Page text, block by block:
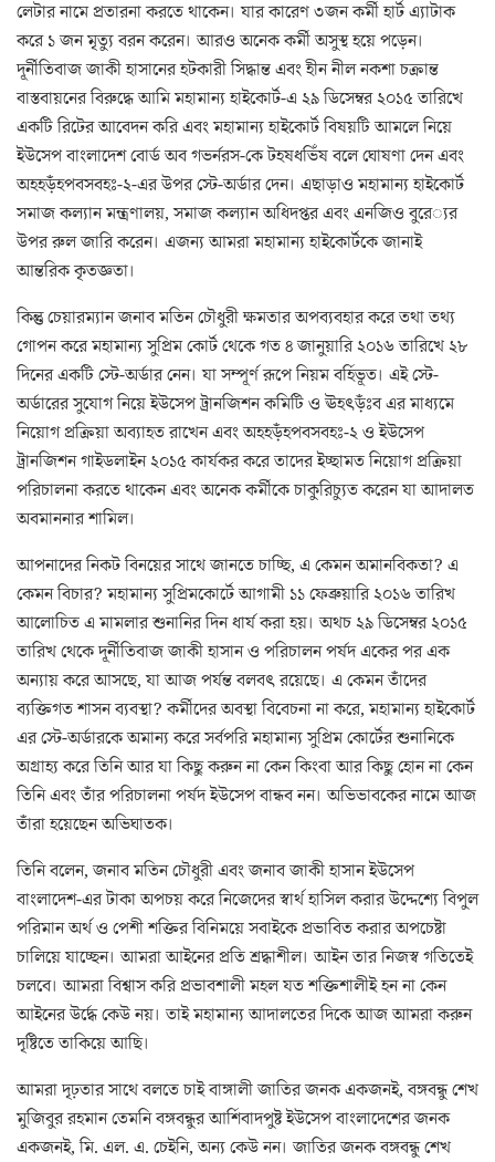
লেটার নামে প্রতারনা করতে থাকেন। যার কারেণ ৩জন কর্মী হার্ট এ্যাটাক
করে ১ জন মৃত্যু বরন করেন। আরও অনেক কর্মী অসুস্থ হয়ে পড়েন।
দূর্নীতিবাজ জাকী হাসানের হটকারী সিদ্ধান্ত এবং হীন নীল নকশা চক্রান্ত
বাস্তবায়নের বিরুদ্ধে আমি মহামান্য হাইকোর্ট-এ ২৯ ডিসেম্বর ২০১৫ তারিখে
একটি রিটের আবেদন করি এবং মহামান্য হাইকোর্ট বিষয়টি আমলে নিয়ে
ইউসেপ বাংলাদেশ বোর্ড অব গভর্নরস-কে টহষধভিঁষ বলে ঘোষণা দেন এবং
অহহড়ঁহপবসবহঃ-২-এর উপর স্টে-অর্ডার দেন। এছাড়াও মহামান্য হাইকোর্ট
সমাজ কল্যান মন্ত্রণালয়, সমাজ কল্যান অধিদপ্তর এবং এনজিও বুরে‌্যর
উপর রুল জারি করেন। এজন্য আমরা মহামান্য হাইকোর্টকে জানাই
আন্তরিক কৃতজ্ঞতা।
কিন্তু চেয়ারম্যান জনাব মতিন চৌধুরী ক্ষমতার অপব্যবহার করে তথা তথ্য
গোপন করে মহামান্য সুপ্রিম কোর্ট থেকে গত ৪ জানুয়ারি ২০১৬ তারিখে ২৮
দিনের একটি স্টে-অর্ডার নেন। যা সম্পূর্ণ রূপে নিয়ম বর্হিভূত। এই স্টে-
অর্ডারের সুযোগ নিয়ে ইউসেপ ট্রানজিশন কমিটি ও ঊহৎড়ঁঃব এর মাধ্যমে
নিয়োগ প্রক্রিয়া অব্যাহত রাখেন এবং অহহড়ঁহপবসবহঃ-২ ও ইউসেপ
ট্রানজিশন গাইডলাইন ২০১৫ কার্যকর করে তাদের ইচ্ছামত নিয়োগ প্রক্রিয়া
পরিচালনা করতে থাকেন এবং অনেক কর্মীকে চাকুরিচ্যুত করেন যা আদালত
অবমাননার শামিল।
আপনাদের নিকট বিনয়ের সাথে জানতে চাচ্ছি, এ কেমন অমানবিকতা? এ
কেমন বিচার? মহামান্য সুপ্রিমকোর্টে আগামী ১১ ফেব্রুয়ারি ২০১৬ তারিখ
আলোচিত এ মামলার শুনানির দিন ধার্য করা হয়। অথচ ২৯ ডিসেম্বর ২০১৫
তারিখ থেকে দূর্নীতিবাজ জাকী হাসান ও পরিচালন পর্ষদ একের পর এক
অন্যায় করে আসছে, যা আজ পর্যন্ত বলবৎ রয়েছে। এ কেমন তাঁদের
ব্যক্তিগত শাসন ব্যবস্থা? কর্মীদের অবস্থা বিবেচনা না করে, মহামান্য হাইকোর্ট
এর স্টে-অর্ডারকে অমান্য করে সর্বপরি মহামান্য সুপ্রিম কোর্টের শুনানিকে
অগ্রাহ্য করে তিনি আর যা কিছু করুন না কেন কিংবা আর কিছু হোন না কেন
তিনি এবং তাঁর পরিচালনা পর্ষদ ইউসেপ বান্ধব নন। অভিভাবকের নামে আজ
তাঁরা হয়েছেন অভিঘাতক।
তিনি বলেন, জনাব মতিন চৌধুরী এবং জনাব জাকী হাসান ইউসেপ
বাংলাদেশ-এর টাকা অপচয় করে নিজেদের স্বার্থ হাসিল করার উদ্দেশ্যে বিপুল
পরিমান অর্থ ও পেশী শক্তির বিনিময়ে সবাইকে প্রভাবিত করার অপচেষ্টা
চালিয়ে যাচ্ছেন। আমরা আইনের প্রতি শ্রদ্ধাশীল। আইন তার নিজস্ব গতিতেই
চলবে। আমরা বিশ্বাস করি প্রভাবশালী মহল যত শক্তিশালীই হন না কেন
আইনের উর্দ্ধে কেউ নয়। তাই মহামান্য আদালতের দিকে আজ আমরা করুন
দৃষ্টিতে তাকিয়ে আছি।
আমরা দৃঢ়তার সাথে বলতে চাই বাঙ্গালী জাতির জনক একজনই, বঙ্গবন্ধু শেখ
মুজিবুর রহমান তেমনি বঙ্গবন্ধুর আর্শিবাদপুষ্ট ইউসেপ বাংলাদেশের জনক
একজনই, মি. এল. এ. চেইনি, অন্য কেউ নন। জাতির জনক বঙ্গবন্ধু শেখ